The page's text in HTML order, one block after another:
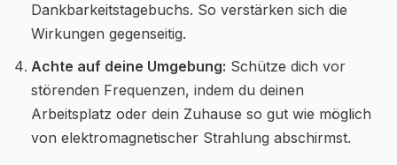
Dankbarkeitstagebuchs. So verstärken sich die
Wirkungen gegenseitig.
Achte auf deine Umgebung: Schütze dich vor
störenden Frequenzen, indem du deinen
Arbeitsplatz oder dein Zuhause so gut wie möglich
von elektromagnetischer Strahlung abschirmst.